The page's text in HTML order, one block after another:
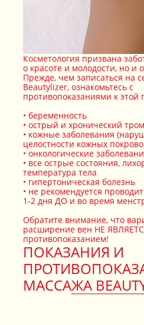
Косметология призвана
о красоте и молодости, но и
Прежде, чем записаться на
Beautylizer, ознакомьтесь с
противопоказаниями к этой
беременность
острый и хронический
кожные заболевания
целостности кожных
онкологические
все острые состояния,
температура тела
гипертоническая болезнь
не рекомендуется
1-2 дня ДО и во время
Обратите внимание, что
расширение вен НЕ
противопоказанием!
ПОКАЗАНИЯ И
МАССАЖА